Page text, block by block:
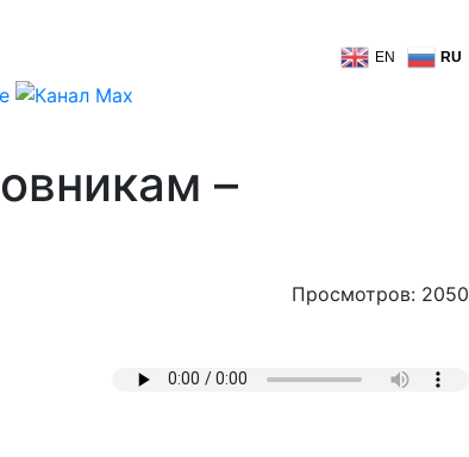
EN RU
–
Просмотров: 2050